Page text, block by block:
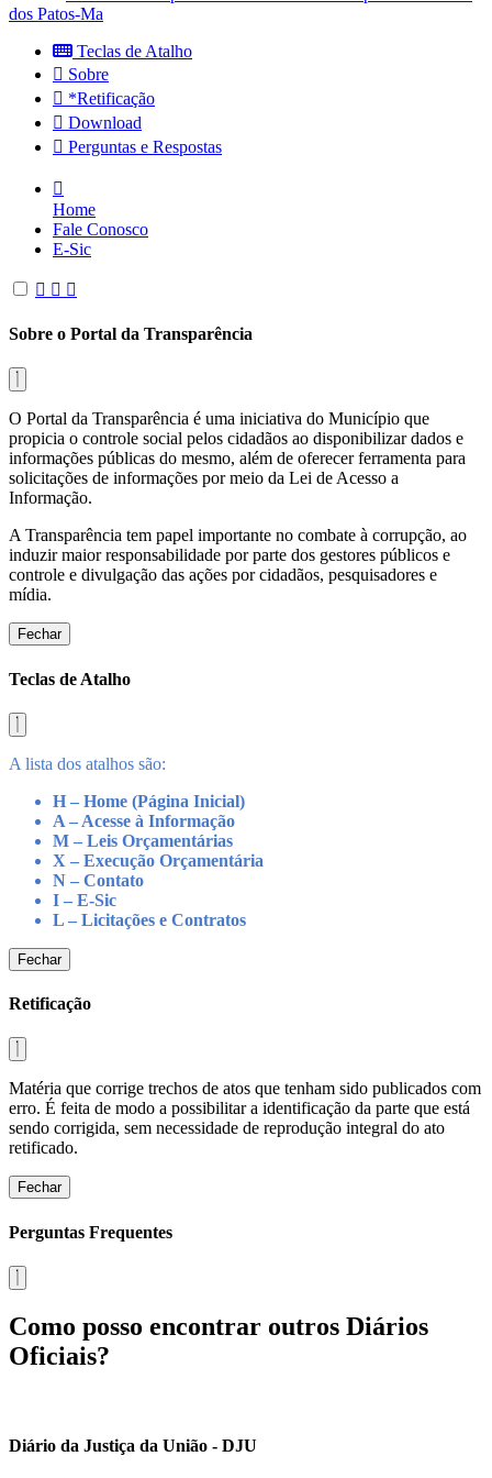
dos Patos-Ma
Teclas de Atalho
Sobre
*Retificação
Download
Perguntas e Respostas
Home
Fale Conosco
E-Sic
Sobre o Portal da Transparência
O Portal da Transparência é uma iniciativa do Município que
propicia o controle social pelos cidadãos ao disponibilizar dados e
informações públicas do mesmo, além de oferecer ferramenta para
solicitações de informações por meio da Lei de Acesso a
Informação.
A Transparência tem papel importante no combate à corrupção, ao
induzir maior responsabilidade por parte dos gestores públicos e
controle e divulgação das ações por cidadãos, pesquisadores e
mídia.
Fechar
Teclas de Atalho
A lista dos atalhos são:
H – Home (Página Inicial)
A – Acesse à Informação
M – Leis Orçamentárias
X – Execução Orçamentária
N – Contato
I – E-Sic
L – Licitações e Contratos
Fechar
Retificação
Matéria que corrige trechos de atos que tenham sido publicados com
erro. É feita de modo a possibilitar a identificação da parte que está
sendo corrigida, sem necessidade de reprodução integral do ato
retificado.
Fechar
Perguntas Frequentes
Como posso encontrar outros Diários
Oficiais?
Diário da Justiça da União - DJU